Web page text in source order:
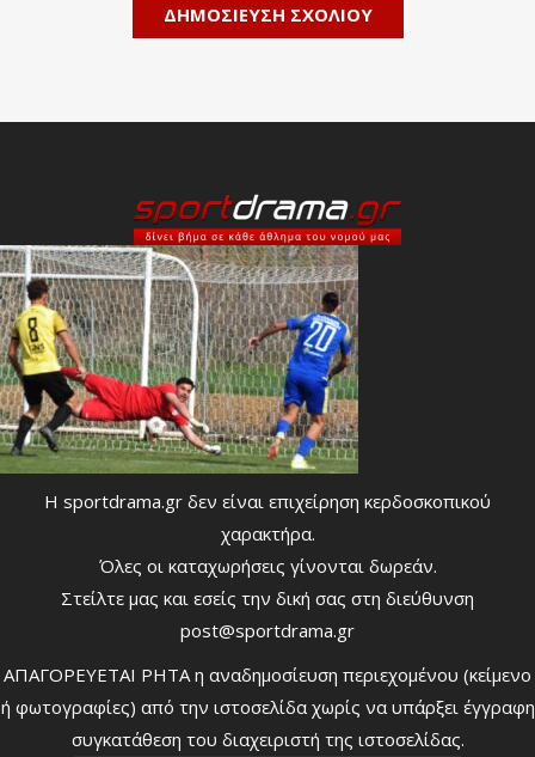
Η sportdrama.gr δεν είναι επιχείρηση κερδοσκοπικού
χαρακτήρα.
Όλες οι καταχωρήσεις γίνονται δωρεάν.
Στείλτε μας και εσείς την δική σας στη διεύθυνση
post@sportdrama.gr
ΑΠΑΓΟΡΕΥΕΤΑΙ ΡΗΤΑ η αναδημοσίευση περιεχομένου (κείμενο
ή φωτογραφίες) από την ιστοσελίδα χωρίς να υπάρξει έγγραφη
συγκατάθεση του διαχειριστή της ιστοσελίδας.